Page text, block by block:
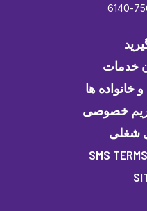
خدمات
ها
خصوصی
شغلی
SMS